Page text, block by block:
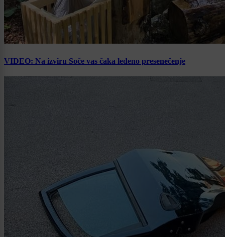
VIDEO: Na izviru Soče vas čaka ledeno presenečenje